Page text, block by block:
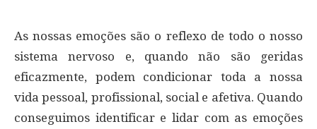
As nossas emoções são o reflexo de todo o nosso
sistema nervoso e, quando não são geridas
eficazmente, podem condicionar toda a nossa
vida pessoal, profissional, social e afetiva. Quando
conseguimos identificar e lidar com as emoções